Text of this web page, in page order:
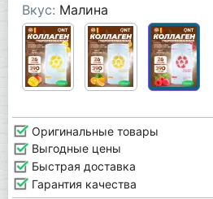
Вкус: Малина
Оригинальные товары
Выгодные цены
Быстрая доставка
Гарантия качества